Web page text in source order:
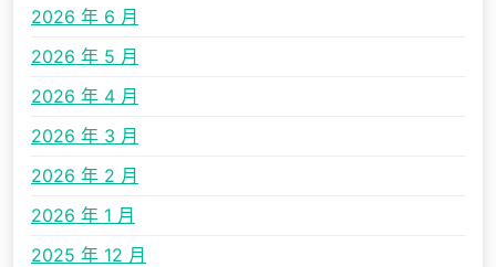
2026 年 6 月
2026 年 5 月
2026 年 4 月
2026 年 3 月
2026 年 2 月
2026 年 1 月
2025 年 12 月